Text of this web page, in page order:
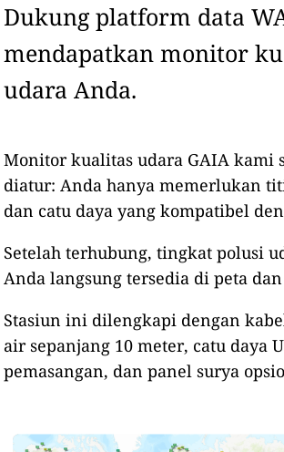
Dukung platform data
mendapatkan monitor
udara Anda.
Monitor kualitas udara GAIA kami
diatur: Anda hanya memerlukan
dan catu daya yang kompatibel
Setelah terhubung, tingkat polusi
Anda langsung tersedia di peta
Stasiun ini dilengkapi dengan
air sepanjang 10 meter, catu daya
pemasangan, dan panel surya